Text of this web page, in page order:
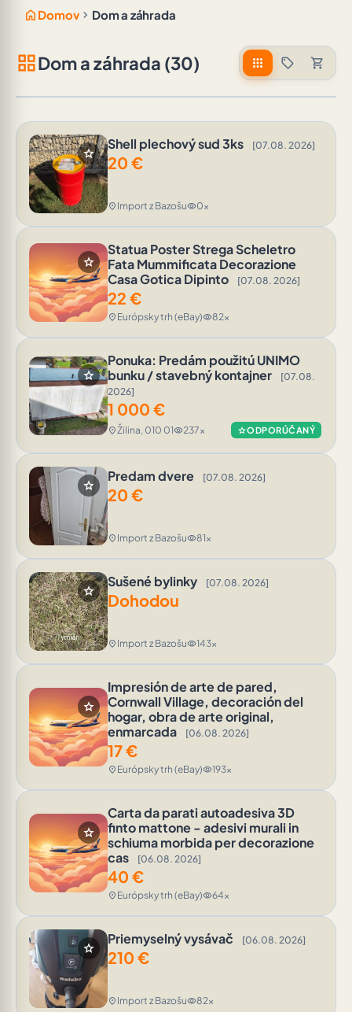
home Domov chevron_right Dom a záhrada
grid_viewDom a záhrada (30) apps sell shopping_cart
star
Shell plechový sud 3ks [07.08. 2026]
20 €
location_on Import z Bazošuvisibility0x
star
Statua Poster Strega Scheletro
Fata Mummificata Decorazione
Casa Gotica Dipinto
[07.08. 2026]
22 €
location_on Európsky trh (eBay)visibility82x
star
Ponuka: Predám použitú UNIMO
bunku / stavebný kontajner
[07.08.
2026]
1 000 €
location_onŽilina, 010 01visibility237x starODPORÚČANÝ
star
Predam dvere [07.08. 2026]
20 €
location_on Import z Bazošuvisibility81x
star
Sušené bylinky [07.08. 2026]
Dohodou
location_on Import z Bazošuvisibility143x
star
Impresión de arte de pared,
Cornwall Village, decoración del
hogar, obra de arte original,
enmarcada
[06.08. 2026]
17€
location_on Európsky trh (eBay)visibility193x
star
Carta da parati autoadesiva 3D
finto mattone - adesivi murali in
schiuma morbida per decorazione
cas
[06.08. 2026]
40 €
location_on Európsky trh (eBay)visibility64x
star
Priemyselný vysávač [06.08. 2026]
210 €
location_on Import z Bazošuvisibility82x